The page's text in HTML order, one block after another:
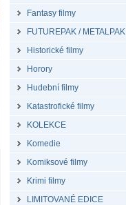
Fantasy filmy
FUTUREPAK / METALPAK
Historické filmy
Horory
Hudební filmy
Katastrofické filmy
KOLEKCE
Komedie
Komiksové filmy
Krimi filmy
LIMITOVANÉ EDICE